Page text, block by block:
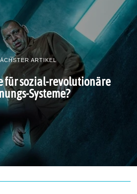
ARTIKEL
für sozial-revolutionäre
Systeme?